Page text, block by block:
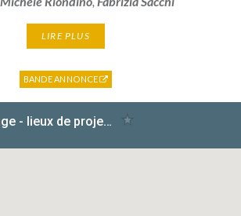
LIRE PLUS
BANDE ANNONCE